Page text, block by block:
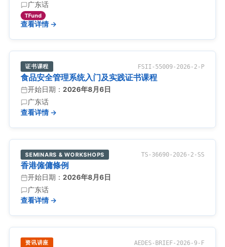
广东话
TFund
查看详情 →
证书课程 FSII-55009-2026-2-P
食品安全管理系统入门及实践证书课程
开始日期： 2026年8月6日
广东话
查看详情 →
SEMINARS & WORKSHOPS TS-36690-2026-2-SS
香港僱傭條例
开始日期： 2026年8月6日
广东话
查看详情 →
资讯讲座 AEDES-BRIEF-2026-9-F